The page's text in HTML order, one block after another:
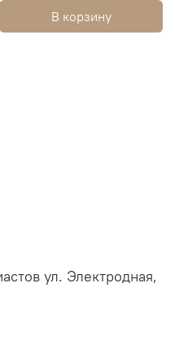
В корзину
ул. Электродная,